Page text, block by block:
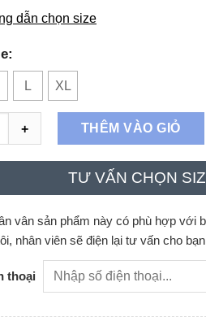
dẫn chọn size
L XL
đức 3 cúc buộc vạt Yellow Floral
THÊM VÀO GIỎ
TƯ VẤN CHỌN
vân sản phẩm này có phù hợp với
nhân viên sẽ điện lại tư vấn cho
thoại